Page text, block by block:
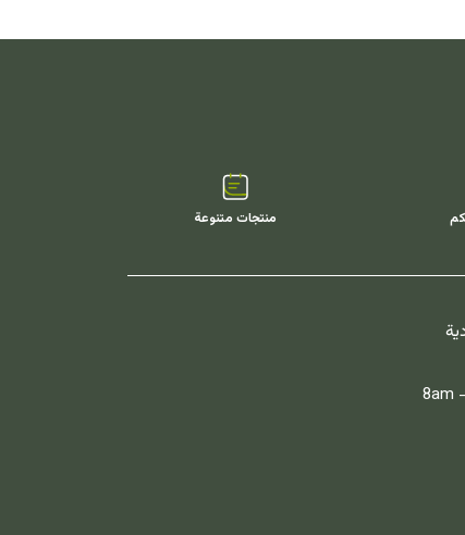
منتجات متنوعة
8am